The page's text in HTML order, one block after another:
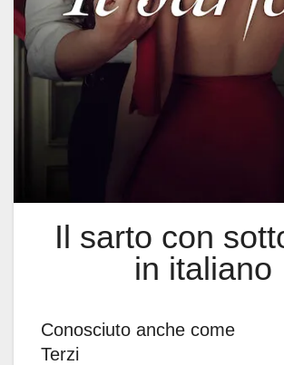
Il sarto con
in italiano
Conosciuto anche come
Terzi